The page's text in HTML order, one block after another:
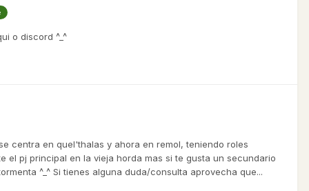
o discord ^_^
centra en quel'thalas y ahora en remol, teniendo roles
pj principal en la vieja horda mas si te gusta un secundario
^_^ Si tienes alguna duda/consulta aprovecha que...